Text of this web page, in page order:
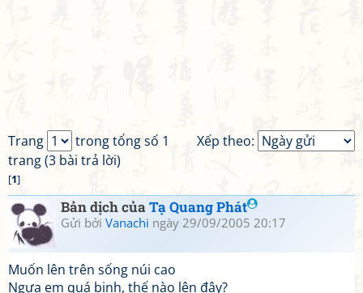
Xếp theo:
Trang
trong tổng số 1
trang (3 bài trả lời)
[1]
Bản dịch củaTạ Quang Phát
Gửi bởi Vanachi ngày 29/09/2005 20:17
Muốn lên trên sống núi cao
Ngựa em quá bịnh, thế nào lên đây?